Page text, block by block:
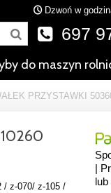
Dzwoń w
697
do maszyn
PRZYSTAWKI
/ z-070/ z-105 /
|